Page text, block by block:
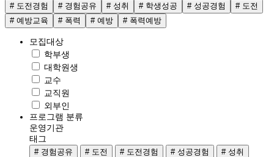
# 도전경험
# 경험공유 # 성취 # 학생성공 # 성공경험
# 도전
# 예방교육
# 폭력 # 예방 # 폭력예방
모집대상
학부생
대학원생
교수
교직원
외부인
프로그램 분류
운영기관
태그
# 경험공유
# 도전 # 도전경험 # 성공경험
# 성취